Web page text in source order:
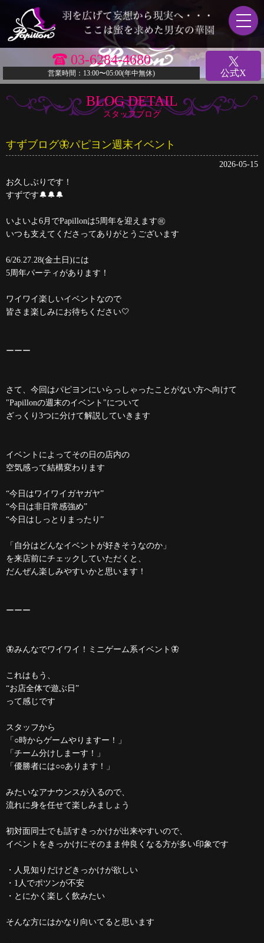
03-6284-4680
営業時間：13:00〜05:00(年中無休) 公式X
BLOG DETAIL
スタッフブログ
すずブログ🦋パピヨン週末イベント
2026-05-15
お久しぶりです！
すずです🔔🔔🔔
いよいよ6月でPapillonは5周年を迎えます㊗️
いつも支えてくださってありがとうございます
6/26.27.28(金土日)には
5周年パーティがあります！
ワイワイ楽しいイベントなので
皆さま楽しみにお待ちください🤍
ーーー
さて、今回はパピヨンにいらっしゃったことがない方へ向けて
"Papillonの週末のイベント"について
ざっくり3つに分けて解説していきます
イベントによってその日の店内の
空気感って結構変わります
“今日はワイワイガヤガヤ”
“今日は非日常感強め”
“今日はしっとりまったり”
「自分はどんなイベントが好きそうなのか」
を来店前にチェックしていただくと、
だんぜん楽しみやすいかと思います！
ーーー
🦋みんなでワイワイ！ミニゲーム系イベント🦋
これはもう、
“お店全体で遊ぶ日”
って感じです
スタッフから
「○時からゲームやりますー！」
「チーム分けしまーす！」
「優勝者には○○あります！」
みたいなアナウンスが入るので、
流れに身を任せて楽しみましょう
初対面同士でも話すきっかけが出来やすいので、
イベントをきっかけにそのまま仲良くなる方が多い印象です
・人見知りだけどきっかけが欲しい
・1人でポツンが不安
・とにかく楽しく飲みたい
そんな方にはかなり向いてると思います